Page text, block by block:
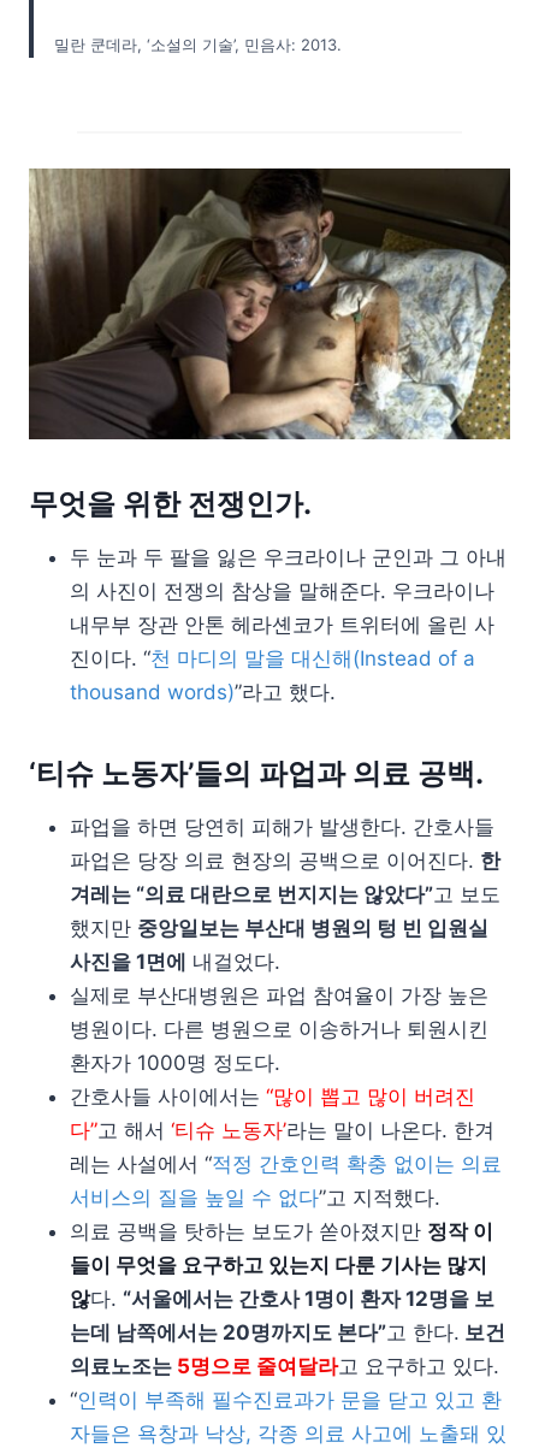
밀란 쿤데라, ‘소설의 기술’, 민음사: 2013.
무엇을 위한 전쟁인가.
두 눈과 두 팔을 잃은 우크라이나 군인과 그 아내
의 사진이 전쟁의 참상을 말해준다. 우크라이나
내무부 장관 안톤 헤라셴코가 트위터에 올린 사
진이다. “천 마디의 말을 대신해(Instead of a
thousand words)”라고 했다.
‘티슈 노동자’들의 파업과 의료 공백.
파업을 하면 당연히 피해가 발생한다. 간호사들
파업은 당장 의료 현장의 공백으로 이어진다. 한
겨레는 “의료 대란으로 번지지는 않았다”고 보도
했지만 중앙일보는 부산대 병원의 텅 빈 입원실
사진을 1면에 내걸었다.
실제로 부산대병원은 파업 참여율이 가장 높은
병원이다. 다른 병원으로 이송하거나 퇴원시킨
환자가 1000명 정도다.
간호사들 사이에서는 “많이 뽑고 많이 버려진
다”고 해서 ‘티슈 노동자’라는 말이 나온다. 한겨
레는 사설에서 “적정 간호인력 확충 없이는 의료
서비스의 질을 높일 수 없다”고 지적했다.
의료 공백을 탓하는 보도가 쏟아졌지만 정작 이
들이 무엇을 요구하고 있는지 다룬 기사는 많지
않다. “서울에서는 간호사 1명이 환자 12명을 보
는데 남쪽에서는 20명까지도 본다”고 한다. 보건
의료노조는 5명으로 줄여달라고 요구하고 있다.
“인력이 부족해 필수진료과가 문을 닫고 있고 환
자들은 욕창과 낙상, 각종 의료 사고에 노출돼 있